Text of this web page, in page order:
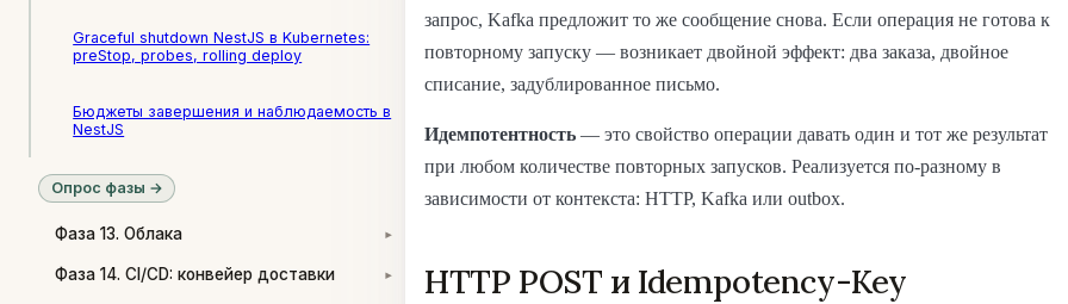
Graceful shutdown NestJS в Kubernetes:
preStop, probes, rolling deploy
Бюджеты завершения и наблюдаемость в
NestJS
Опрос фазы →
Фаза 13. Облака ▾
Фаза 14. CI/CD: конвейер доставки ▾
запрос, Kafka предложит то же сообщение снова. Если операция не готова к
повторному запуску — возникает двойной эффект: два заказа, двойное
списание, задублированное письмо.
Идемпотентность — это свойство операции давать один и тот же результат
при любом количестве повторных запусков. Реализуется по-разному в
зависимости от контекста: HTTP, Kafka или outbox.
HTTP POST и Idempotency-Key